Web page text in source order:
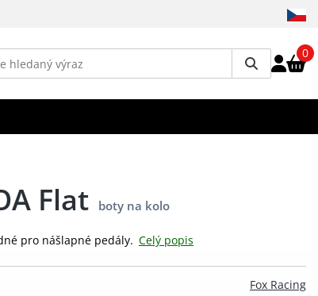
0
Flat boty na kolo
pro nášlapné pedály. Celý popis
Fox Racing